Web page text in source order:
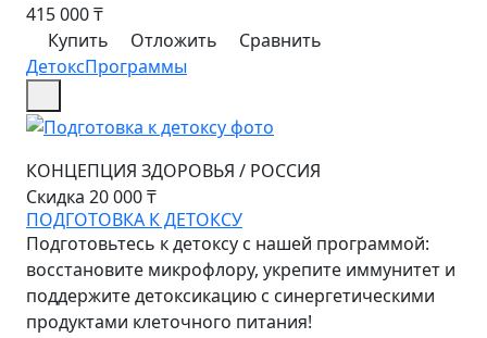
415 000₸
Купить
Отложить
Сравнить
ДетоксПрограммы
КОНЦЕПЦИЯ ЗДОРОВЬЯ / РОССИЯ
Скидка 20 000 ₸
ПОДГОТОВКА К ДЕТОКСУ
Подготовьтесь к детоксу с нашей программой:
восстановите микрофлору, укрепите иммунитет и
поддержите детоксикацию с синергетическими
продуктами клеточного питания!